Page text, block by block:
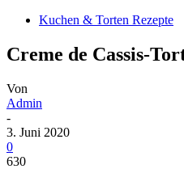
Kuchen & Torten Rezepte
Creme de Cassis-
Von
Admin
-
3. Juni 2020
0
630